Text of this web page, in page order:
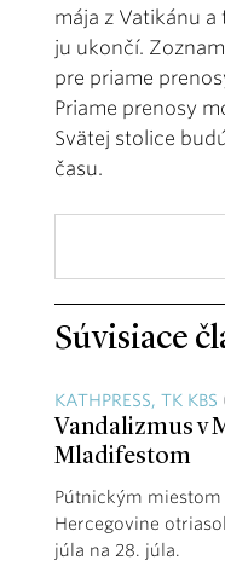
mája z Vatikánu
ju ukončí.
pre priame
Priame prenosy
Svätej stolice
času.
Súvisiace
KATHPRESS, TK KBS
Vandalizmus v
Mladifestom
Pútnickým miestom
Hercegovine
júla na 28. júla.